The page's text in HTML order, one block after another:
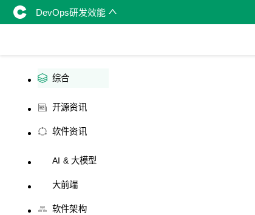
DevOps研发效能
综合
开源资讯
软件资讯
AI & 大模型
大前端
软件架构